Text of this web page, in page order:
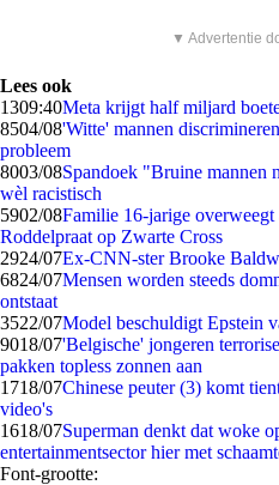
▼ Advertentie
Lees ook
1309:40Meta krijgt half miljard
8504/08'Witte' mannen
probleem
8003/08Spandoek "Bruine mannen
wèl racistisch
5902/08Familie 16-jarige overweegt
Roddelpraat op Zwarte Cross
2924/07Ex-CNN-ster Brooke
6824/07Mensen worden steeds
ontstaat
3522/07Model beschuldigt Epstein
9018/07'Belgische' jongeren
pakken topless zonnen aan
1718/07Chinese peuter (3) komt
video's
1618/07Superman denkt dat woke
entertainmentsector hier met
Font-grootte: